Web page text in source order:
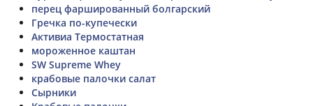
перец фаршированный болгарский
Гречка по-купечески
Активиа Термостатная
мороженное каштан
SW Supreme Whey
крабовые палочки салат
Сырники